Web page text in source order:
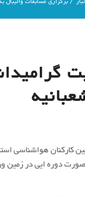
/ برگزاری مسابقات والیبال
کارکنان هواشناسی
عمومی هواشناسی مازندران ؛ در این مسابقات که